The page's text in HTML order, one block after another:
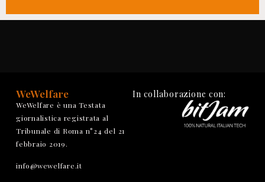
WeWelfare
WeWelfare è una Testata
giornalistica registrata al
Tribunale di Roma n°24 del 21
febbraio 2019.
info@wewelfare.it
In collaborazione con: